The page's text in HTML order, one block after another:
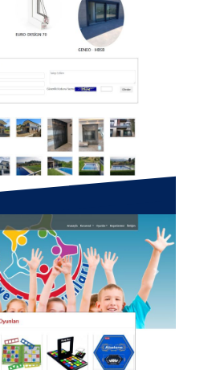
Erdem Pen